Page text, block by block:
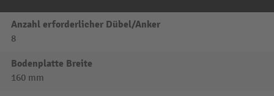
Anzahl erforderlicher Dübel/Anker
8
Bodenplatte Breite
160 mm